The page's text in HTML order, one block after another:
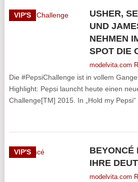
VIP'S
USHER,
UND
NEHMEN
SPOT DIE
modelvita.com
Die #PepsiChallenge ist in vollem
Highlight: Pepsi launcht heute einen
Challenge[TM] 2015. In „Hold my
VIP'S
BEYONCÉ
IHRE
modelvita.com